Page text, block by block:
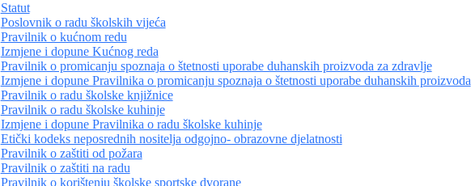
Statut
Poslovnik o radu školskih vijeća
Pravilnik o kućnom redu
Izmjene i dopune Kućnog reda
Pravilnik o promicanju spoznaja o štetnosti uporabe duhanskih proizvoda za zdravlje
Izmjene i dopune Pravilnika o promicanju spoznaja o štetnosti uporabe duhanskih proizvoda
Pravilnik o radu školske knjižnice
Pravilnik o radu školske kuhinje
Izmjene i dopune Pravilnika o radu školske kuhinje
Etički kodeks neposrednih nositelja odgojno- obrazovne djelatnosti
Pravilnik o zaštiti od požara
Pravilnik o zaštiti na radu
Pravilnik o korištenju školske sportske dvorane